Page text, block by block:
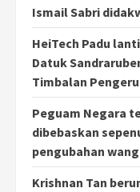
Ismail Sabri
HeiTech Padu
Datuk
Timbalan
Peguam Negara
dibebaskan
pengubahan
Krishnan Tan